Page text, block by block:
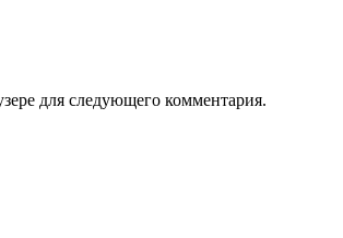
для следующего комментария.